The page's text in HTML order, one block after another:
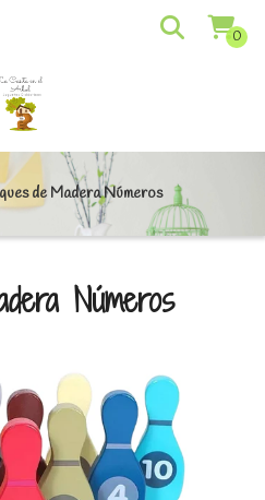
0
de Madera Números
Números